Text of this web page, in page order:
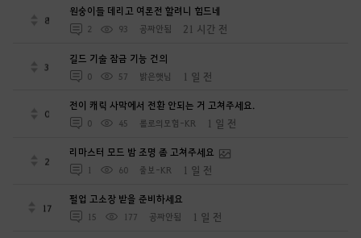
8
원숭이들 데리고 여론전 할려니 힘드네
2 93 공짜안됨 21 시간 전
3
길드 기술 잠금 기능 건의
0 57 밝은햇님 1 일 전
0
전이 캐릭 사막에서 전환 안되는 거 고쳐주세요.
0 45 롤로의모험-KR 1 일 전
2
리마스터 모드 밤 조명 좀 고쳐주세요
1 60 줄보-KR 1 일 전
17
펄업 고소장 받을 준비하세요
15 177 공짜안됨 1 일 전